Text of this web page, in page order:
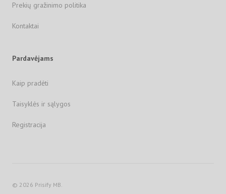
Prekių gražinimo politika
Kontaktai
Pardavėjams
Kaip pradėti
Taisyklės ir sąlygos
Registracija
© 2026 Prisify MB.